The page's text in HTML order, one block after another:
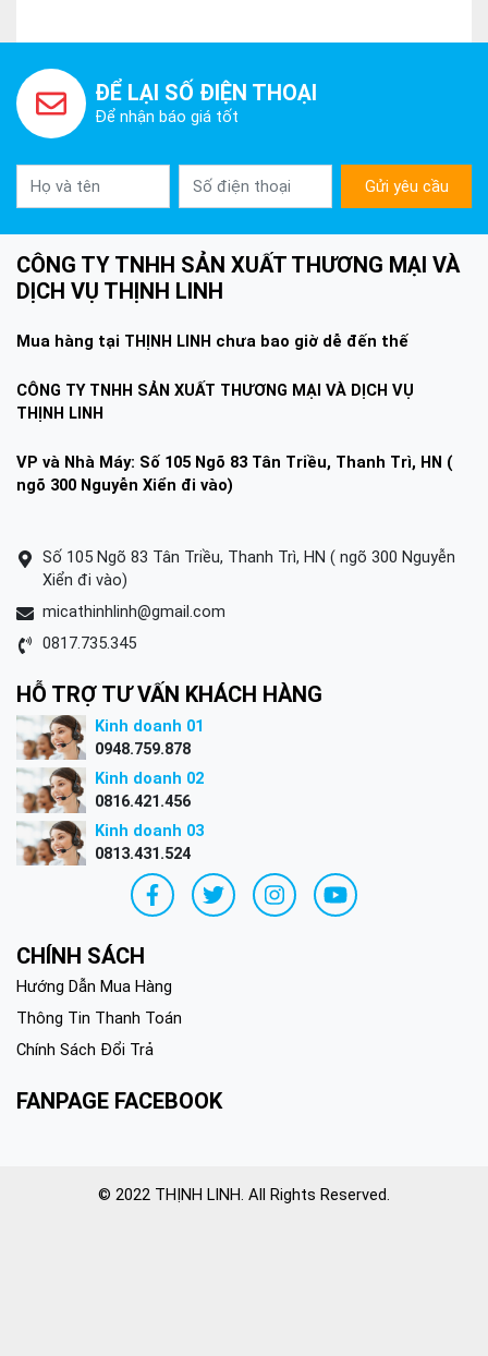
ĐỂ LẠI SỐ ĐIỆN THOẠI
Để nhận báo giá tốt
Gửi yêu cầu
CÔNG TY TNHH SẢN XUẤT THƯƠNG MẠI VÀ
DỊCH VỤ THỊNH LINH
Mua hàng tại THỊNH LINH chưa bao giờ dễ đến thế
CÔNG TY TNHH SẢN XUẤT THƯƠNG MẠI VÀ DỊCH VỤ
THỊNH LINH
VP và Nhà Máy: Số 105 Ngõ 83 Tân Triều, Thanh Trì, HN (
ngõ 300 Nguyễn Xiển đi vào)
Số 105 Ngõ 83 Tân Triều, Thanh Trì, HN ( ngõ 300 Nguyễn
Xiển đi vào)
micathinhlinh@gmail.com
0817.735.345
HỖ TRỢ TƯ VẤN KHÁCH HÀNG
Kinh doanh 01
0948.759.878
Kinh doanh 02
0816.421.456
Kinh doanh 03
0813.431.524
CHÍNH SÁCH
Hướng Dẫn Mua Hàng
Thông Tin Thanh Toán
Chính Sách Đổi Trả
FANPAGE FACEBOOK
© 2022 THỊNH LINH. All Rights Reserved.